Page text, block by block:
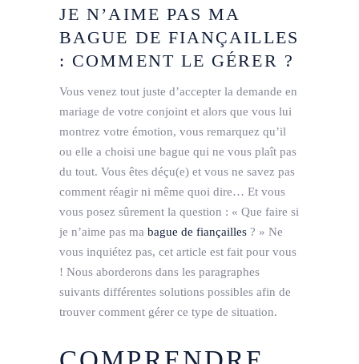
JE N’AIME PAS MA
BAGUE DE FIANÇAILLES
: COMMENT LE GÉRER ?
Vous venez tout juste d’accepter la demande en
mariage de votre conjoint et alors que vous lui
montrez votre émotion, vous remarquez qu’il
ou elle a choisi une bague qui ne vous plaît pas
du tout. Vous êtes déçu(e) et vous ne savez pas
comment réagir ni même quoi dire… Et vous
vous posez sûrement la question : « Que faire si
je n’aime pas ma bague de fiançailles ? » Ne
vous inquiétez pas, cet article est fait pour vous
! Nous aborderons dans les paragraphes
suivants différentes solutions possibles afin de
trouver comment gérer ce type de situation.